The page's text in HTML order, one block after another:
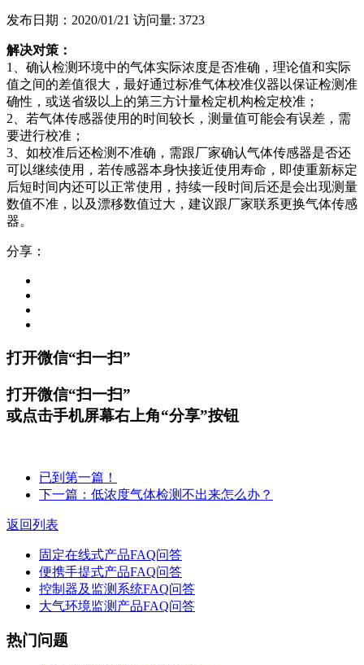
发布日期：2020/01/21 访问量: 3723
解决对策：
1、确认检测环境中的气体实际浓度是否准确，理论值和实际
值之间的差值很大，最好通过标准气体校准仪器以保证检测准
确性，或送省级以上的第三方计量检定机构检定校准；
2、若气体传感器使用的时间较长，测量值可能会有误差，需
要进行校准；
3、如校准后还检测不准确，需跟厂家确认气体传感器是否还
可以继续使用，若传感器本身快接近使用寿命，即使重新标定
后短时间内还可以正常使用，持续一段时间后还是会出现测量
数值不准，以及漂移数值过大，建议跟厂家联系更换气体传感
器。
分享：
打开微信“扫一扫”
打开微信“扫一扫”
或点击手机屏幕右上角“分享”按钮
已到第一篇！
下一篇：低浓度气体检测不出来怎么办？
返回列表
固定在线式产品FAQ问答
便携手提式产品FAQ问答
控制器及监测系统FAQ问答
大气环境监测产品FAQ问答
热门问题